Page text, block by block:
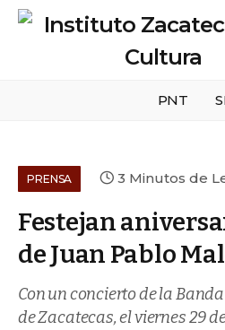
PNT
PRENSA 3 Minutos de
Festejan
de Juan Pablo
Con un concierto de la
de Zacatecas, el viernes 29